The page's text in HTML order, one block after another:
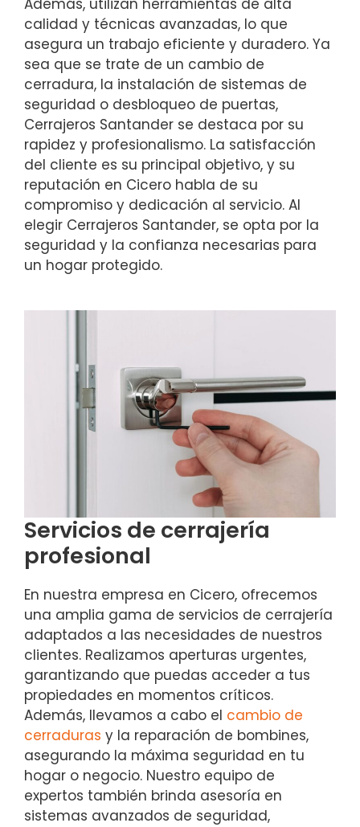
Además, utilizan herramientas de alta
calidad y técnicas avanzadas, lo que
asegura un trabajo eficiente y duradero. Ya
sea que se trate de un cambio de
cerradura, la instalación de sistemas de
seguridad o desbloqueo de puertas,
Cerrajeros Santander se destaca por su
rapidez y profesionalismo. La satisfacción
del cliente es su principal objetivo, y su
reputación en Cicero habla de su
compromiso y dedicación al servicio. Al
elegir Cerrajeros Santander, se opta por la
seguridad y la confianza necesarias para
un hogar protegido.
Servicios de cerrajería
profesional
En nuestra empresa en Cicero, ofrecemos
una amplia gama de servicios de cerrajería
adaptados a las necesidades de nuestros
clientes. Realizamos aperturas urgentes,
garantizando que puedas acceder a tus
propiedades en momentos críticos.
Además, llevamos a cabo el cambio de
cerraduras y la reparación de bombines,
asegurando la máxima seguridad en tu
hogar o negocio. Nuestro equipo de
expertos también brinda asesoría en
sistemas avanzados de seguridad,